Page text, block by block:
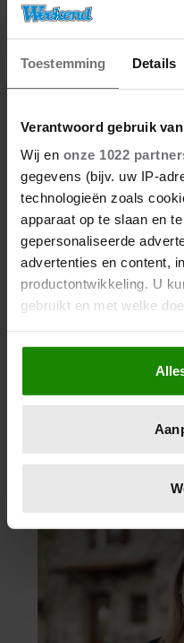
Toestemming Details
Verantwoord gebruik
Wij en onze 1022
gegevens (bijv. uw IP-
technologieën zoals
apparaat op te slaan en
gepersonaliseerde
advertenties en content,
productontwikkeling. U
gebruikt en met welke
Als u het toestaat, willen
Informatie
locatie, die tot een
scannen op
verwerkt en stel uw
intrekken in de
We gebruiken cookies
personaliseren, om
en om ons
informatie over uw